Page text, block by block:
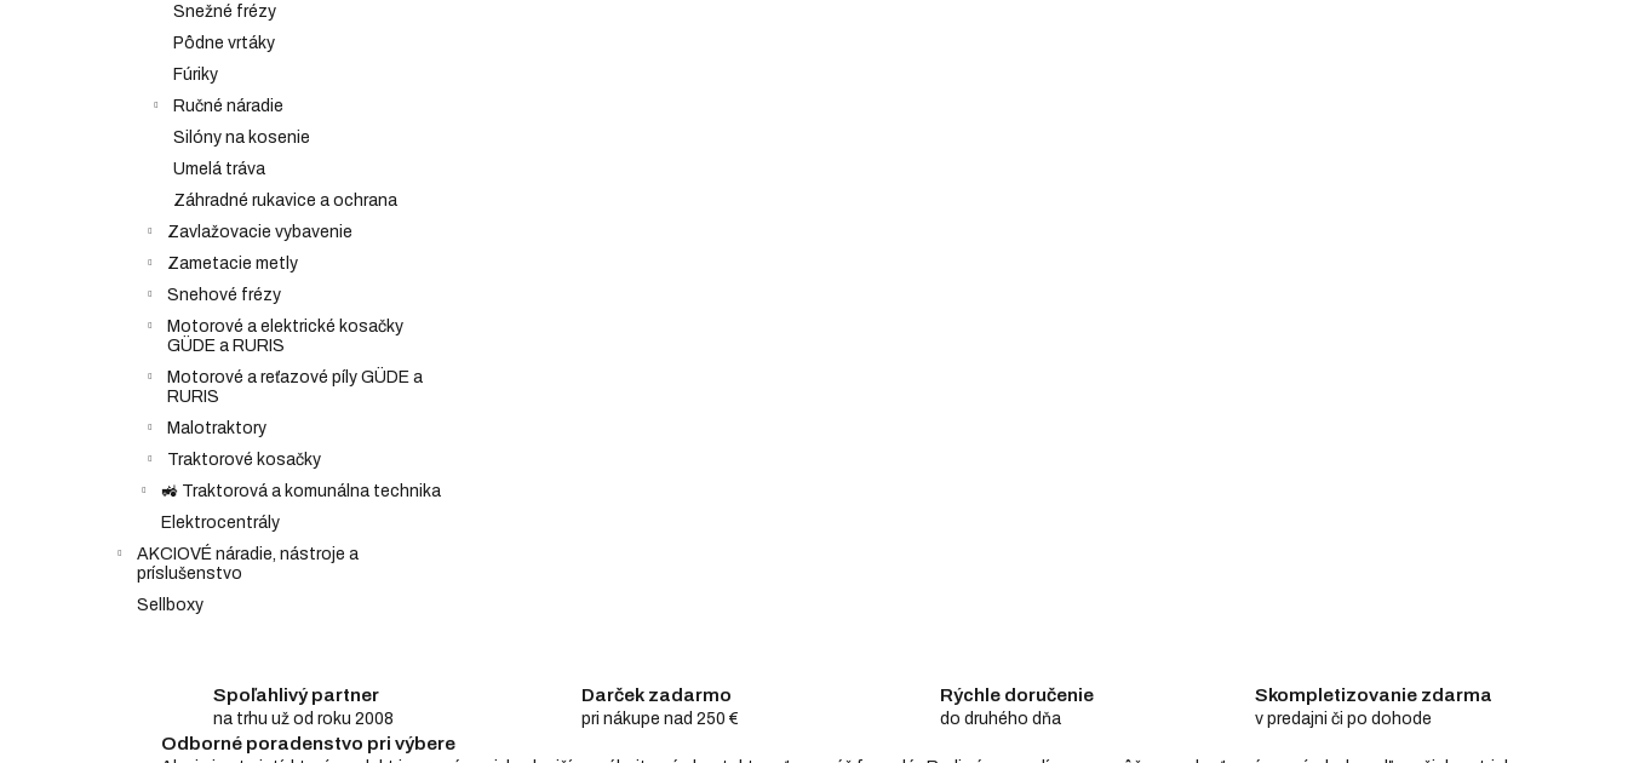
Snežné frézy
Pôdne vrtáky
Fúriky
Ručné náradie
Silóny na kosenie
Umelá tráva
Záhradné rukavice a ochrana
Zavlažovacie vybavenie
Zametacie metly
Snehové frézy
Motorové a elektrické kosačky
GÜDE a RURIS
Motorové a reťazové píly GÜDE a
RURIS
Malotraktory
Traktorové kosačky
🚜 Traktorová a komunálna technika
Elektrocentrály
AKCIOVÉ náradie, nástroje a
príslušenstvo
Sellboxy
Spoľahlivý partner
na trhu už od roku 2008
Darček zadarmo
pri nákupe nad 250 €
Rýchle doručenie
do druhého dňa
Skompletizovanie zdarma
v predajni či po dohode
Odborné poradenstvo pri výbere